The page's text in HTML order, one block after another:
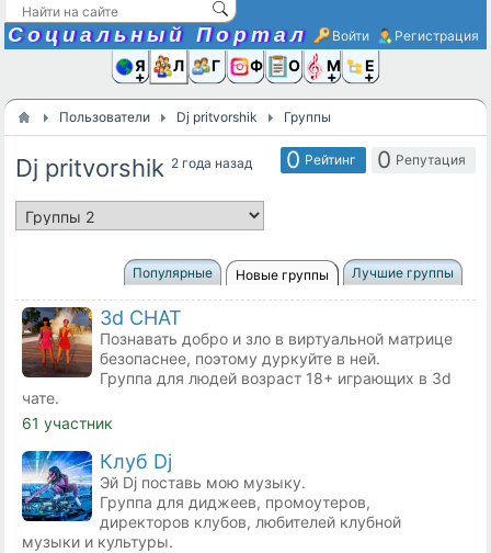
Социальный Портал Войти Регистрация
Я иЛюди
Группы
Фото Ещё
Пользователи Dj pritvorshik Группы
Dj pritvorshik 2 года назад 0 Репутация
0 Рейтинг
Популярные Новые группы Лучшие группы
3d CHAT
Познавать добро и зло в виртуальной матрице
безопаснее, поэтому дуркуйте в ней.
Группа для людей возраст 18+ играющих в 3d
чате.
61 участник
Клуб Dj
Эй Dj поставь мою музыку.
Группа для диджеев, промоутеров,
директоров клубов, любителей клубной
музыки и культуры.